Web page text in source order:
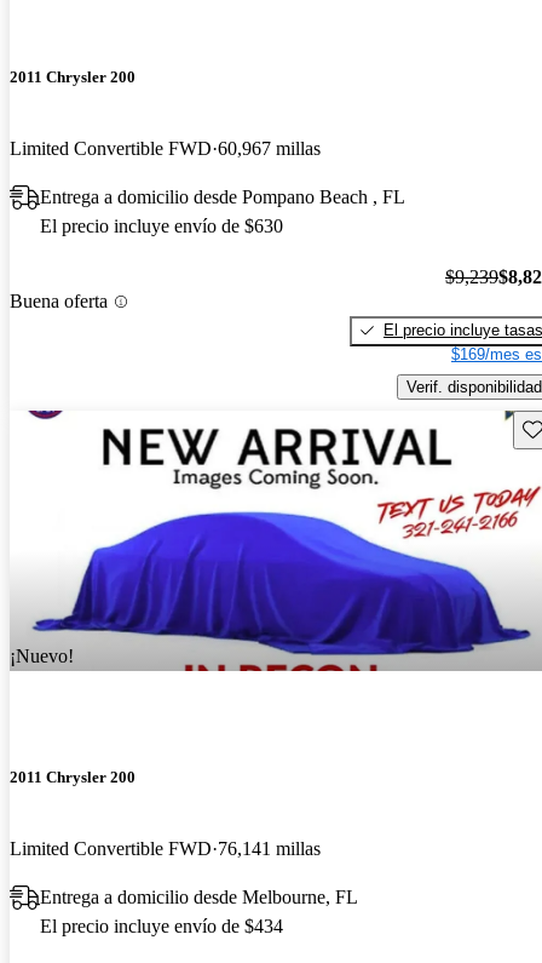
2011 Chrysler 200
Limited Convertible FWD 60,967 millas
Entrega a domicilio desde Pompano Beach , FL
El precio incluye envío de $630
Buena oferta
$9,239
El precio incluye tasas
$169/mes
Verif. disponibilidad
¡Nuevo!
2011 Chrysler 200
Limited Convertible FWD 76,141 millas
Entrega a domicilio desde Melbourne, FL
El precio incluye envío de $434